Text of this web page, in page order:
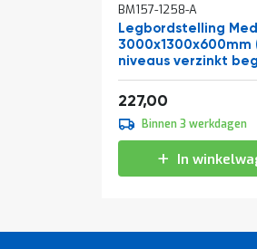
BM157-1258-A
Legbordstelling
3000x1300x600mm
niveaus verzinkt
Vanaf
227,00
Binnen 3 werkdagen
In